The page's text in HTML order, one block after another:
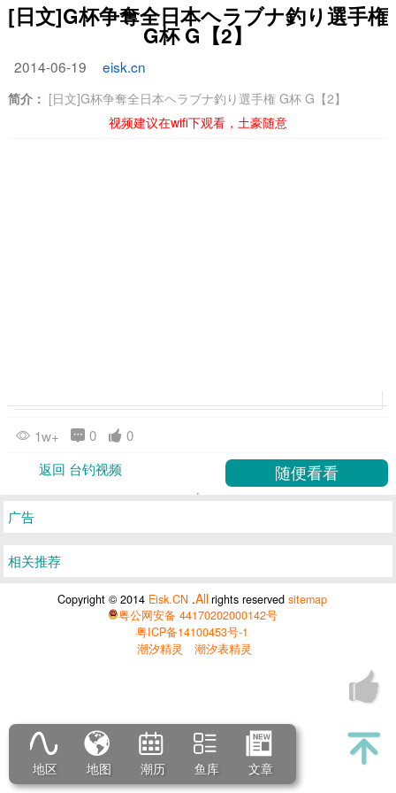
[日文]G杯争奪全日本ヘラブナ釣り選手権
G杯 G【2】
2014-06-19 eisk.cn
简介： [日文]G杯争奪全日本ヘラブナ釣り選手権 G杯 G【2】
视频建议在wifi下观看，土豪随意
1w+ 0
0
返回 台钓视频
广告
相关推荐
Copyright © 2014 Eisk.CN .Allrights reservedsitemap
粤公网安备 44170202000142号
粤ICP备14100453号-1
潮汐精灵
潮汐表精灵
地区 地图 潮历 鱼库 文章